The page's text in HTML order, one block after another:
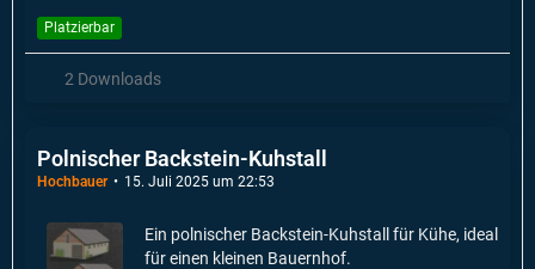
Platzierbar
2 Downloads
Polnischer Backstein-Kuhstall
Hochbauer 15. Juli 2025 um 22:53
Ein polnischer Backstein-Kuhstall für Kühe, ideal
für einen kleinen Bauernhof.